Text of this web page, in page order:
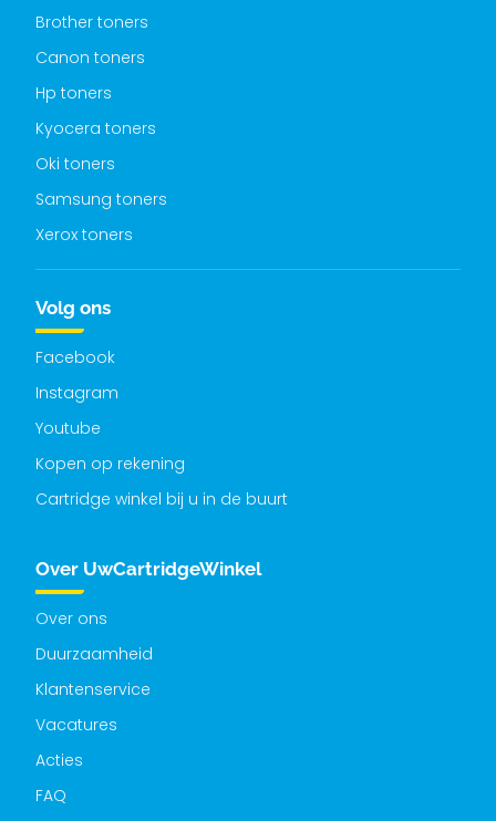
Brother toners
Canon toners
Hp toners
Kyocera toners
Oki toners
Samsung toners
Xerox toners
Volg ons
Facebook
Instagram
Youtube
Kopen op rekening
Cartridge winkel bij u in de buurt
Over UwCartridgeWinkel
Over ons
Duurzaamheid
Klantenservice
Vacatures
Acties
FAQ